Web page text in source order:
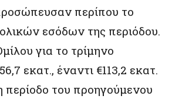
περίπου το
εσόδων της περιόδου.
για το τρίμηνο
εκατ., έναντι €113,2 εκατ.
περίοδο του προηγούμενου